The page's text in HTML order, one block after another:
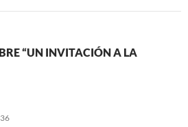
“UN INVITACIÓN A LA